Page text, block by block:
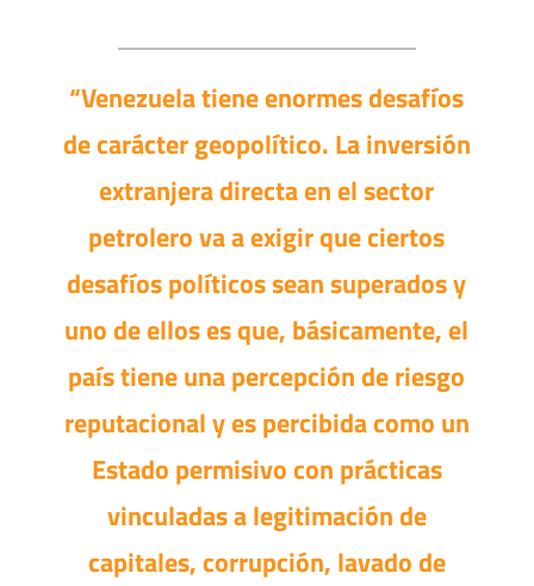
“Venezuela tiene enormes desafíos
de carácter geopolítico. La inversión
extranjera directa en el sector
petrolero va a exigir que ciertos
desafíos políticos sean superados y
uno de ellos es que, básicamente, el
país tiene una percepción de riesgo
reputacional y es percibida como un
Estado permisivo con prácticas
vinculadas a legitimación de
capitales, corrupción, lavado de